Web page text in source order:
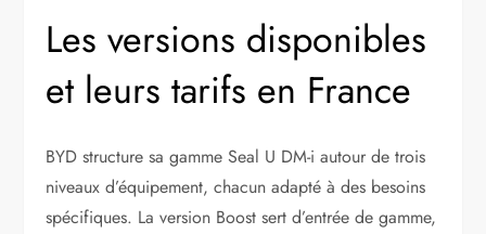
Les versions disponibles
et leurs tarifs en France
BYD structure sa gamme Seal U DM-i autour de trois
niveaux d’équipement, chacun adapté à des besoins
spécifiques. La version Boost sert d’entrée de gamme,